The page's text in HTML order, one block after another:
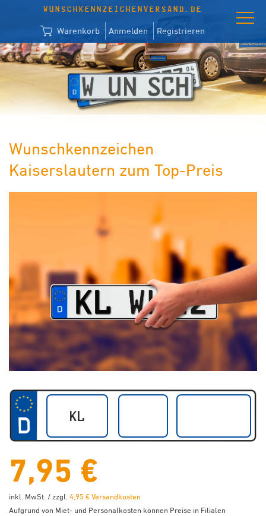
WUNSCHKENNZEICHENVERSAND.DE
Warenkorb Anmelden Registrieren
Wunschkennzeichen
Kaiserslautern zum Top-Preis
7,95 €
inkl. MwSt. / zzgl.4,95 € Versandkosten
Aufgrund von Miet- und Personalkosten können Preise in Filialen